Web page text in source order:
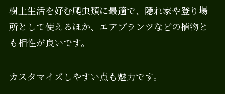
樹上生活を好む爬虫類に最適で、隠れ家や登り場
所として使えるほか、エアプランツなどの植物と
も相性が良いです。
カスタマイズしやすい点も魅力です。